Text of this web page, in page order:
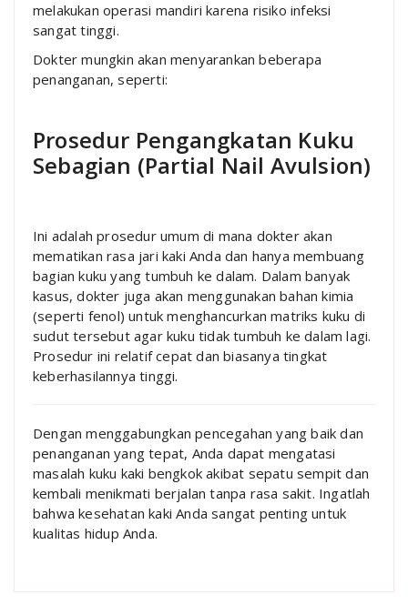
melakukan operasi mandiri karena risiko infeksi
sangat tinggi.
Dokter mungkin akan menyarankan beberapa
penanganan, seperti:
Prosedur Pengangkatan Kuku
Sebagian (Partial Nail Avulsion)
Ini adalah prosedur umum di mana dokter akan
mematikan rasa jari kaki Anda dan hanya membuang
bagian kuku yang tumbuh ke dalam. Dalam banyak
kasus, dokter juga akan menggunakan bahan kimia
(seperti fenol) untuk menghancurkan matriks kuku di
sudut tersebut agar kuku tidak tumbuh ke dalam lagi.
Prosedur ini relatif cepat dan biasanya tingkat
keberhasilannya tinggi.
Dengan menggabungkan pencegahan yang baik dan
penanganan yang tepat, Anda dapat mengatasi
masalah kuku kaki bengkok akibat sepatu sempit dan
kembali menikmati berjalan tanpa rasa sakit. Ingatlah
bahwa kesehatan kaki Anda sangat penting untuk
kualitas hidup Anda.